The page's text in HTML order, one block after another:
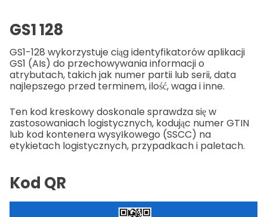
GS1 128
GS1-128 wykorzystuje ciąg identyfikatorów aplikacji
GS1 (AIs) do przechowywania informacji o
atrybutach, takich jak numer partii lub serii, data
najlepszego przed terminem, ilość, waga i inne.
Ten kod kreskowy doskonale sprawdza się w
zastosowaniach logistycznych, kodując numer GTIN
lub kod kontenera wysyłkowego (SSCC) na
etykietach logistycznych, przypadkach i paletach.
Kod QR